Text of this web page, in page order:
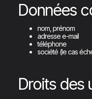
Données
nom, prénom
adresse e-mail
téléphone
société (le cas
Droits des